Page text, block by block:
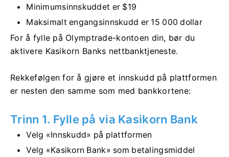
Minimumsinnskuddet er $19
Maksimalt engangsinnskudd er 15 000 dollar
For å fylle på Olymptrade-kontoen din, bør du
aktivere Kasikorn Banks nettbanktjeneste.
Rekkefølgen for å gjøre et innskudd på plattformen
er nesten den samme som med bankkortene:
Trinn 1. Fylle på via Kasikorn Bank
Velg «Innskudd» på plattformen
Velg «Kasikorn Bank» som betalingsmiddel